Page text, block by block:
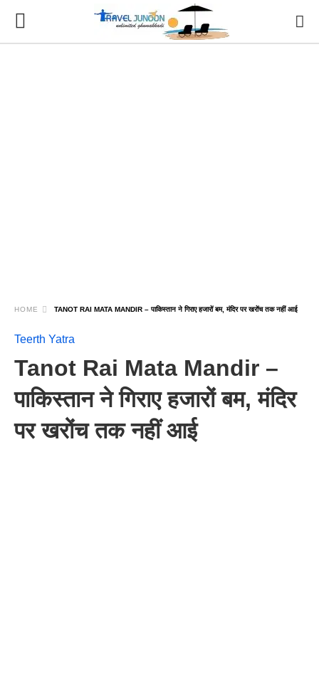
HOME TANOT RAI MATA MANDIR – पाकिस्तान ने गिराए हजारों बम, मंदिर पर खरोंच तक नहीं आई
Teerth Yatra
Tanot Rai Mata Mandir –
पाकिस्तान ने गिराए हजारों बम, मंदिर
पर खरोंच तक नहीं आई